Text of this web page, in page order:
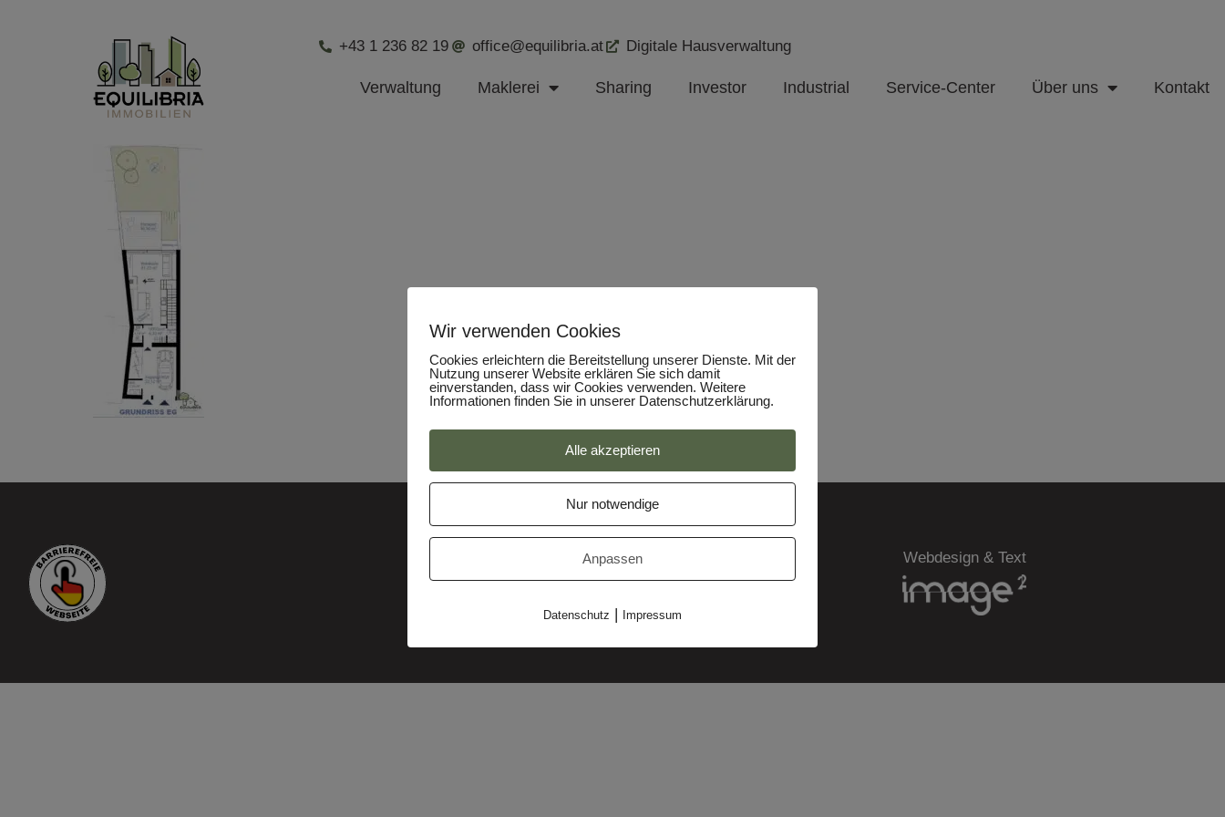
+43 1 236 82 19 office@equilibria.at Digitale Hausverwaltung
Verwaltung Maklerei Sharing Investor Industrial Service-Center Über uns Kontakt
Impressum
Webdesign & Text
Wir verwenden Cookies
Cookies erleichtern die Bereitstellung unserer Dienste. Mit der
Nutzung unserer Website erklären Sie sich damit
einverstanden, dass wir Cookies verwenden. Weitere
Informationen finden Sie in unserer Datenschutzerklärung.
Alle akzeptieren
Nur notwendige
Anpassen
Datenschutz | Impressum